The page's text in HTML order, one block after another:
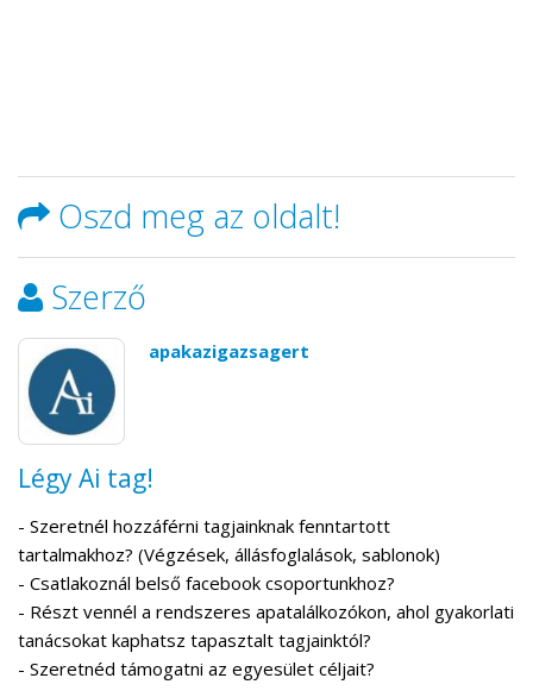
Oszd meg az oldalt!
Szerző
apakazigazsagert
Légy Ai tag!
- Szeretnél hozzáférni tagjainknak fenntartott
tartalmakhoz? (Végzések, állásfoglalások, sablonok)
- Csatlakoznál belső facebook csoportunkhoz?
- Részt vennél a rendszeres apatalálkozókon, ahol gyakorlati
tanácsokat kaphatsz tapasztalt tagjainktól?
- Szeretnéd támogatni az egyesület céljait?